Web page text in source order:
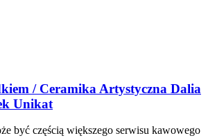
/ Ceramika Artystyczna Dalia
Unikat
być częścią większego serwisu kawowego